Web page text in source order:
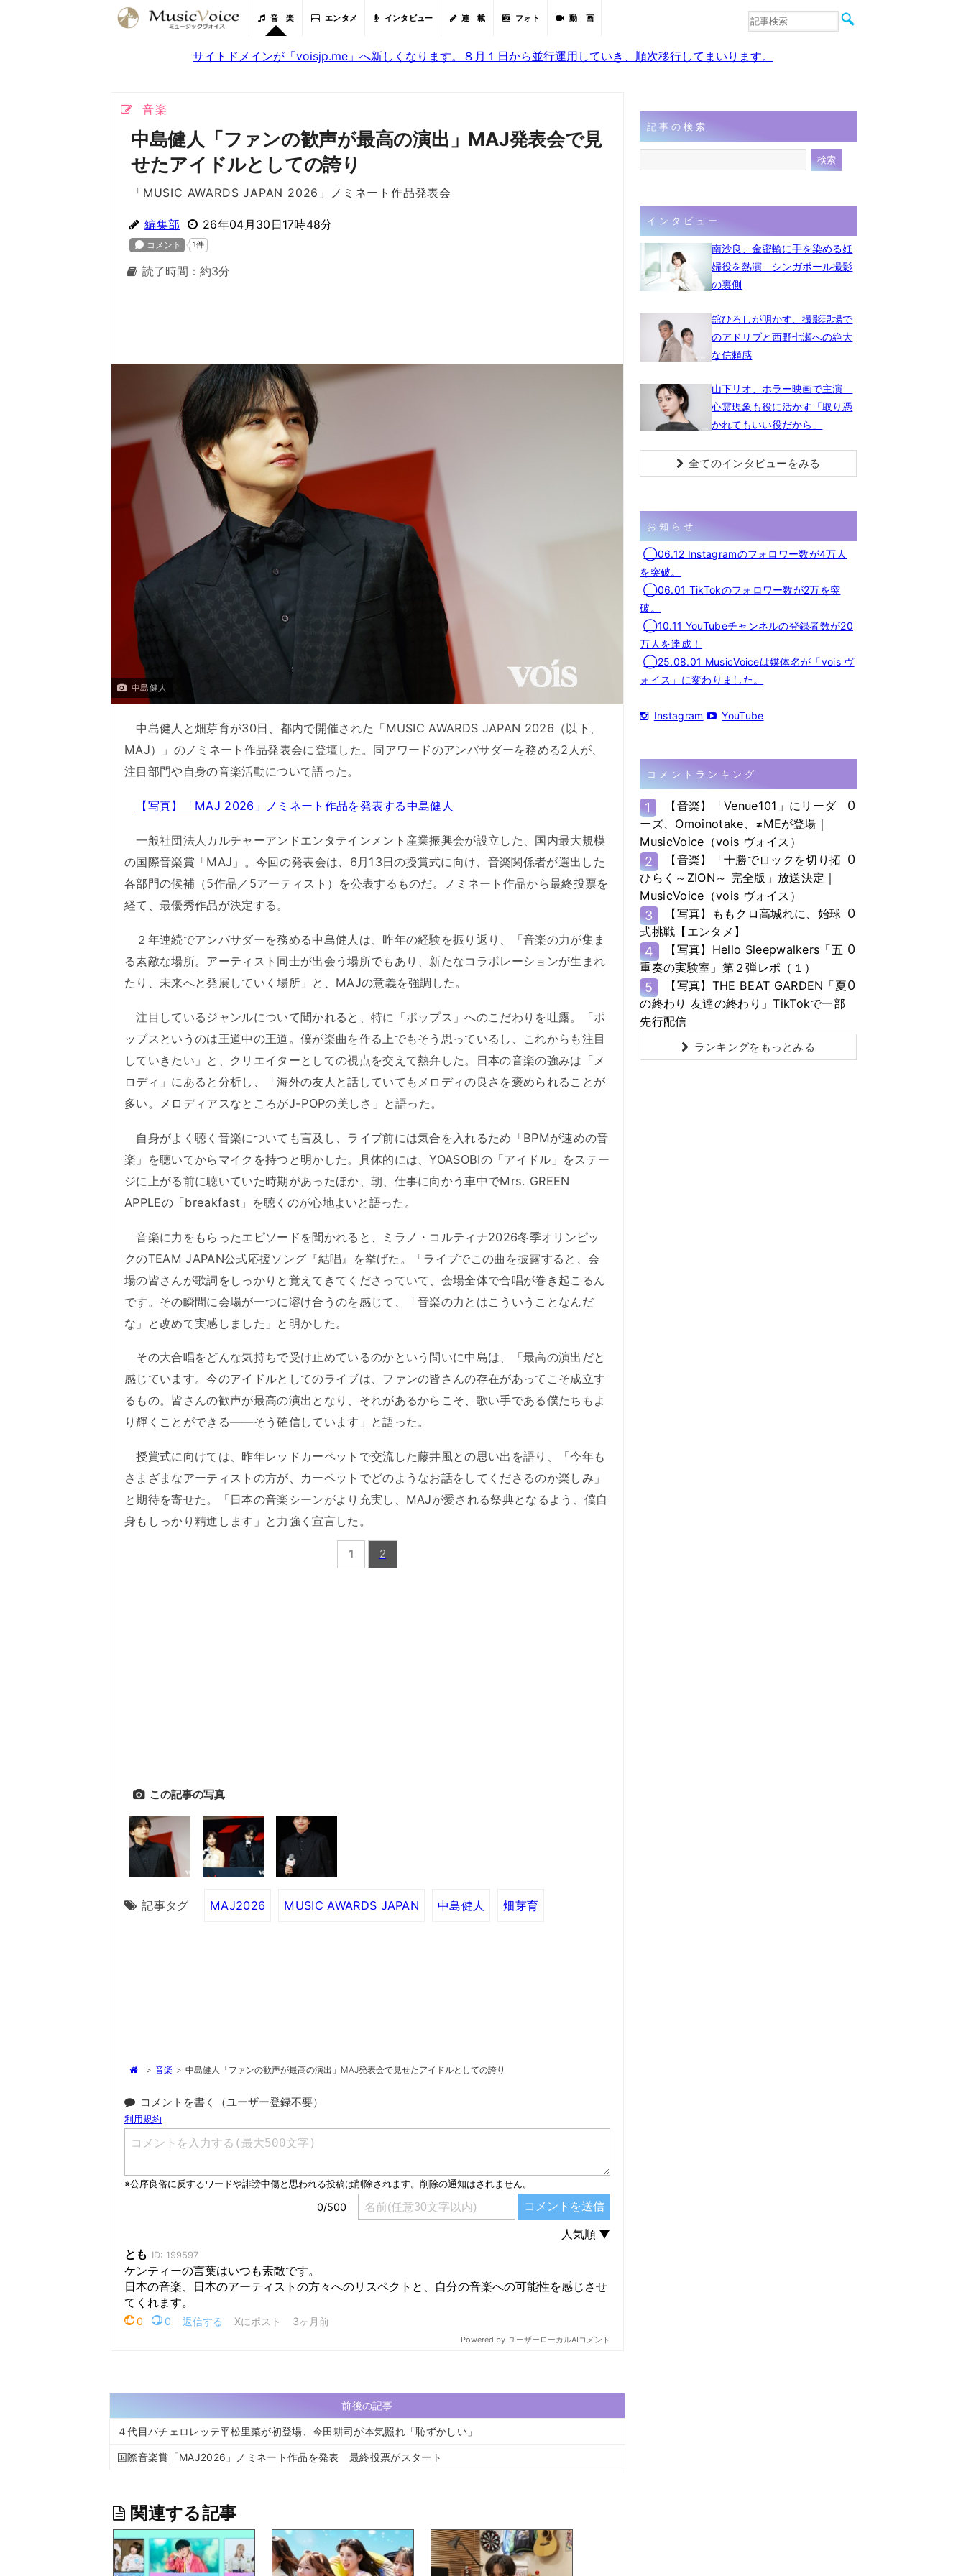
音 楽 エンタメ インタビュー 連 載 フォト 動 画
音楽
サイトドメインが「voisjp.me」へ新しくなります。８月１日から並行運用していき、順次移行してまいります。
音楽
中島健人「ファンの歓声が最高の演出」MAJ発表会で見
せたアイドルとしての誇り
「MUSIC AWARDS JAPAN 2026」ノミネート作品発表会
編集部 26年04月30日17時48分
読了時間：約3分
中島健人
中島健人と畑芽育が30日、都内で開催された「MUSIC AWARDS JAPAN 2026（以下、
MAJ）」のノミネート作品発表会に登壇した。同アワードのアンバサダーを務める2人が、
注目部門や自身の音楽活動について語った。
【写真】「MAJ 2026」ノミネート作品を発表する中島健人
一般社団法人カルチャーアンドエンタテインメント産業振興会が設立した、国内最大規模
の国際音楽賞「MAJ」。今回の発表会は、6月13日の授賞式に向け、音楽関係者が選出した
各部門の候補（5作品／5アーティスト）を公表するものだ。ノミネート作品から最終投票を
経て、最優秀作品が決定する。
２年連続でアンバサダーを務める中島健人は、昨年の経験を振り返り、「音楽の力が集ま
る素敵な場所。アーティスト同士が出会う場所でもあり、新たなコラボレーションが生まれ
たり、未来へと発展していく場所」と、MAJの意義を強調した。
注目しているジャンルについて聞かれると、特に「ポップス」へのこだわりを吐露。「ポ
ップスというのは王道中の王道。僕が楽曲を作る上でもそう思っているし、これからも注目
していきたい」と、クリエイターとしての視点を交えて熱弁した。日本の音楽の強みは「メ
ロディ」にあると分析し、「海外の友人と話していてもメロディの良さを褒められることが
多い。メロディアスなところがJ-POPの美しさ」と語った。
自身がよく聴く音楽についても言及し、ライブ前には気合を入れるため「BPMが速めの音
楽」を聴いてからマイクを持つと明かした。具体的には、YOASOBIの「アイドル」をステー
ジに上がる前に聴いていた時期があったほか、朝、仕事に向かう車中でMrs. GREEN
APPLEの「breakfast」を聴くのが心地よいと語った。
音楽に力をもらったエピソードを聞かれると、ミラノ・コルティナ2026冬季オリンピッ
クのTEAM JAPAN公式応援ソング『結唱』を挙げた。「ライブでこの曲を披露すると、会
場の皆さんが歌詞をしっかりと覚えてきてくださっていて、会場全体で合唱が巻き起こるん
です。その瞬間に会場が一つに溶け合うのを感じて、「音楽の力とはこういうことなんだ
な」と改めて実感しました」と明かした。
その大合唱をどんな気持ちで受け止めているのかという問いに中島は、「最高の演出だと
感じています。今のアイドルとしてのライブは、ファンの皆さんの存在があってこそ成立す
るもの。皆さんの歓声が最高の演出となり、それがあるからこそ、歌い手である僕たちもよ
り輝くことができる――そう確信しています」と語った。
授賞式に向けては、昨年レッドカーペットで交流した藤井風との思い出を語り、「今年も
さまざまなアーティストの方が、カーペットでどのようなお話をしてくださるのか楽しみ」
と期待を寄せた。「日本の音楽シーンがより充実し、MAJが愛される祭典となるよう、僕自
身もしっかり精進します」と力強く宣言した。
1 2
この記事の写真
記事タグ MAJ2026 MUSIC AWARDS JAPAN 中島健人 畑芽育
> 音楽 > 中島健人「ファンの歓声が最高の演出」MAJ発表会で見せたアイドルとしての誇り
コメントを書く（ユーザー登録不要）
前後の記事
４代目バチェロレッテ平松里菜が初登場、今田耕司が本気照れ「恥ずかしい」
国際⾳楽賞「MAJ2026」ノミネート作品を発表 最終投票がスタート
関連する記事
記事の検索
インタビュー
南沙良、金密輸に手を染める妊
婦役を熱演 シンガポール撮影
の裏側
舘ひろしが明かす、撮影現場で
のアドリブと西野七瀬への絶大
な信頼感
山下リオ、ホラー映画で主演
心霊現象も役に活かす「取り憑
かれてもいい役だから」
全てのインタビューをみる
お知らせ
◯06.12 Instagramのフォロワー数が4万人
を突破。
◯06.01 TikTokのフォロワー数が2万を突
破。
◯10.11 YouTubeチャンネルの登録者数が20
万人を達成！
◯25.08.01 MusicVoiceは媒体名が「vois ヴ
ォイス」に変わりました。
Instagram YouTube
コメントランキング
1
【音楽】「Venue101」にリーダ
ーズ、Omoinotake、≠MEが登場｜
MusicVoice（vois ヴォイス）
0
2
【音楽】「十勝でロックを切り拓
ひらく～ZION～ 完全版」放送決定｜
MusicVoice（vois ヴォイス）
0
3
【写真】ももクロ高城れに、始球
式挑戦【エンタメ】
0
4
【写真】Hello Sleepwalkers「五
重奏の実験室」第２弾レポ（１）
0
5
【写真】THE BEAT GARDEN「夏
の終わり 友達の終わり」TikTokで一部
先行配信
0
ランキングをもっとみる